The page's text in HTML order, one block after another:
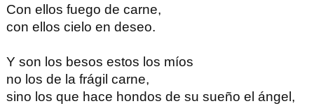
Con ellos fuego de carne,
con ellos cielo en deseo.
Y son los besos estos los míos
no los de la frágil carne,
sino los que hace hondos de su sueño el ángel,